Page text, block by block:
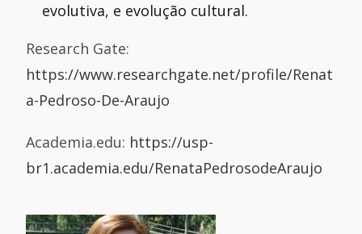
evolutiva, e evolução cultural.
Research Gate:
https://www.researchgate.net/profile/Renat
a-Pedroso-De-Araujo
Academia.edu: https://usp-
br1.academia.edu/RenataPedrosodeAraujo